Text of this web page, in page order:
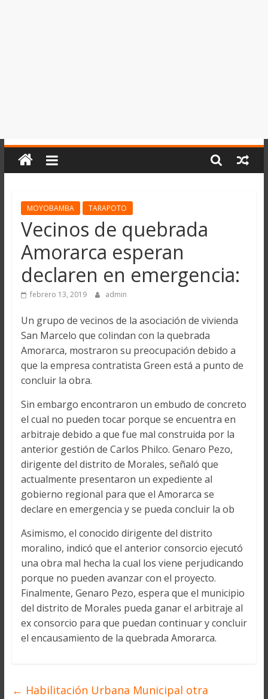
MOYOBAMBA TARAPOTO
Vecinos de quebrada
Amorarca esperan
declaren en emergencia:
febrero 13, 2019 admin
Un grupo de vecinos de la asociación de vivienda
San Marcelo que colindan con la quebrada
Amorarca, mostraron su preocupación debido a
que la empresa contratista Green está a punto de
concluir la obra.
Sin embargo encontraron un embudo de concreto
el cual no pueden tocar porque se encuentra en
arbitraje debido a que fue mal construida por la
anterior gestión de Carlos Philco. Genaro Pezo,
dirigente del distrito de Morales, señaló que
actualmente presentaron un expediente al
gobierno regional para que el Amorarca se
declare en emergencia y se pueda concluir la ob
Asimismo, el conocido dirigente del distrito
moralino, indicó que el anterior consorcio ejecutó
una obra mal hecha la cual los viene perjudicando
porque no pueden avanzar con el proyecto.
Finalmente, Genaro Pezo, espera que el municipio
del distrito de Morales pueda ganar el arbitraje al
ex consorcio para que puedan continuar y concluir
el encausamiento de la quebrada Amorarca.
← Habilitación Urbana Municipal otra